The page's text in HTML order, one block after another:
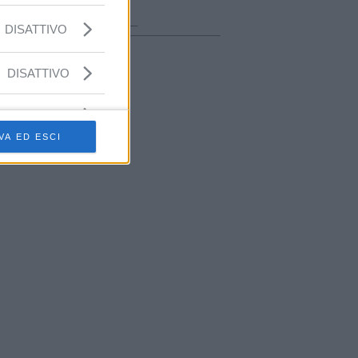
DISATTIVO
DISATTIVO
ED ESCI
ora in onda
________________